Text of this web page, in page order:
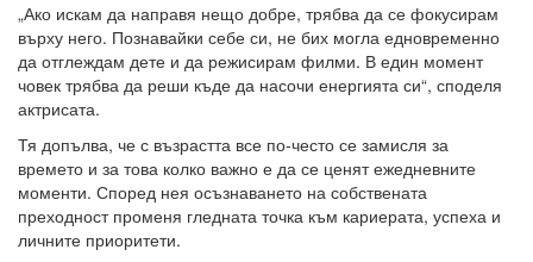
„Ако искам да направя нещо добре, трябва да се фокусирам
върху него. Познавайки себе си, не бих могла едновременно
да отглеждам дете и да режисирам филми. В един момент
човек трябва да реши къде да насочи енергията си“, споделя
актрисата.
Тя допълва, че с възрастта все по-често се замисля за
времето и за това колко важно е да се ценят ежедневните
моменти. Според нея осъзнаването на собствената
преходност променя гледната точка към кариерата, успеха и
личните приоритети.